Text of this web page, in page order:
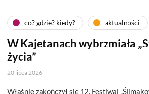
co? gdzie? kiedy? aktualności
W Kajetanach wybrzmiała
życia”
20 lipca 2026
Właśnie zakończył się 12. Festiwal